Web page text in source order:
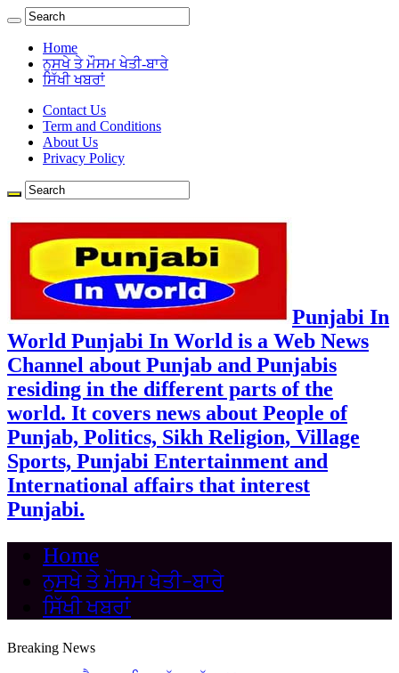
Home
ਨੁਸਖੇ ਤੇ ਮੌਸਮ ਖੇਤੀ-ਬਾਰੇ
ਸਿੱਖੀ ਖਬਰਾਂ
Contact Us
Term and Conditions
About Us
Privacy Policy
Punjabi In
World Punjabi In World is a Web News
Channel about Punjab and Punjabis
residing in the different parts of the
world. It covers news about People of
Punjab, Politics, Sikh Religion, Village
Sports, Punjabi Entertainment and
International affairs that interest
Punjabi.
Home
ਨੁਸਖੇ ਤੇ ਮੌਸਮ ਖੇਤੀ-ਬਾਰੇ
ਸਿੱਖੀ ਖਬਰਾਂ
Breaking News